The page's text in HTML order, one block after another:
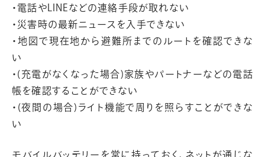
・電話やLINEなどの連絡手段が取れない
・災害時の最新ニュースを入手できない
・地図で現在地から避難所までのルートを確認できな
い
・(充電がなくなった場合)家族やパートナーなどの電話
帳を確認することができない
・(夜間の場合)ライト機能で周りを照らすことができな
い
モバイルバッテリーを常に持っておく、ネットが通じな